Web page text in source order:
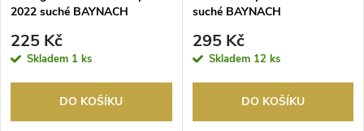
2022 suché BAYNACH
225 Kč
Skladem 1 ks
DO KOŠÍKU
suché BAYNACH
295 Kč
Skladem 12 ks
DO KOŠÍKU